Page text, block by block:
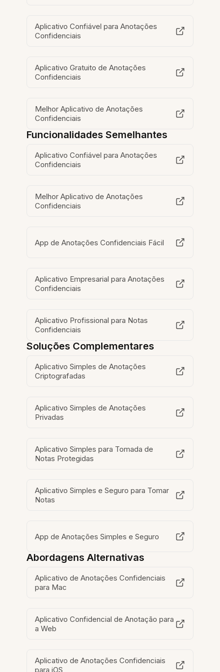
Aplicativo Confiável para Anotações
Confidenciais
Aplicativo Gratuito de Anotações
Confidenciais
Melhor Aplicativo de Anotações
Confidenciais
Funcionalidades Semelhantes
Aplicativo Confiável para Anotações
Confidenciais
Melhor Aplicativo de Anotações
Confidenciais
App de Anotações Confidenciais Fácil
Aplicativo Empresarial para Anotações
Confidenciais
Aplicativo Profissional para Notas
Confidenciais
Soluções Complementares
Aplicativo Simples de Anotações
Criptografadas
Aplicativo Simples de Anotações
Privadas
Aplicativo Simples para Tomada de
Notas Protegidas
Aplicativo Simples e Seguro para Tomar
Notas
App de Anotações Simples e Seguro
Abordagens Alternativas
Aplicativo de Anotações Confidenciais
para Mac
Aplicativo Confidencial de Anotação para
a Web
Aplicativo de Anotações Confidenciais
para iOS